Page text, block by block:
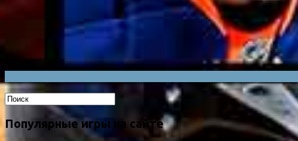
Популярные игры на сайте